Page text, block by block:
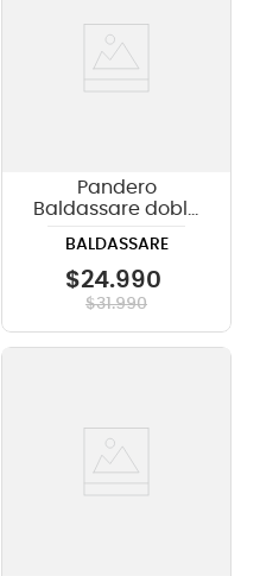
Pandero
Baldassare doble
BALDASSARE
$24.990
$31.990